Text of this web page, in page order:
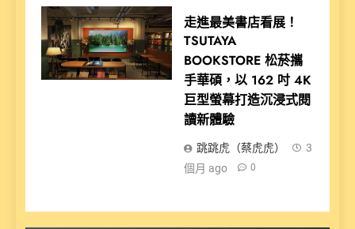
走進最美書店看展！
TSUTAYA
BOOKSTORE 松菸攜
手華碩，以 162 吋 4K
巨型螢幕打造沉浸式閱
讀新體驗
跳跳虎（蔡虎虎）
3
個月 ago
0